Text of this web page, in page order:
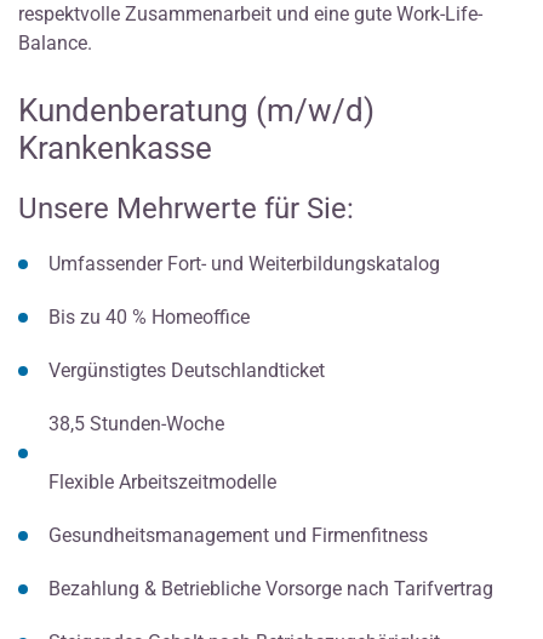
respektvolle Zusammenarbeit und eine gute Work-Life-
Balance.
Kundenberatung (m/w/d)
Krankenkasse
Unsere Mehrwerte für Sie:
Umfassender Fort- und Weiterbildungskatalog
Bis zu 40 % Homeoffice
Vergünstigtes Deutschlandticket
38,5 Stunden-Woche
Flexible Arbeitszeitmodelle
Gesundheitsmanagement und Firmenfitness
Bezahlung & Betriebliche Vorsorge nach Tarifvertrag